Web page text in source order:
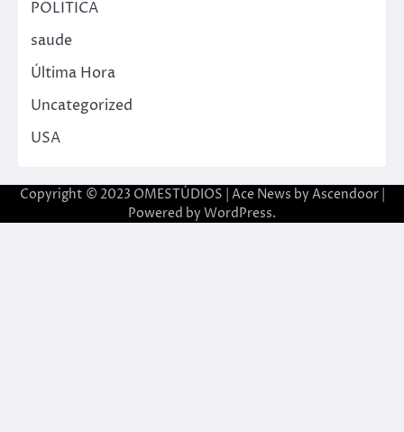
POLITICA
saude
Última Hora
Uncategorized
USA
Copyright © 2023 OMESTÚDIOS | Ace News by Ascendoor|
Powered by WordPress.